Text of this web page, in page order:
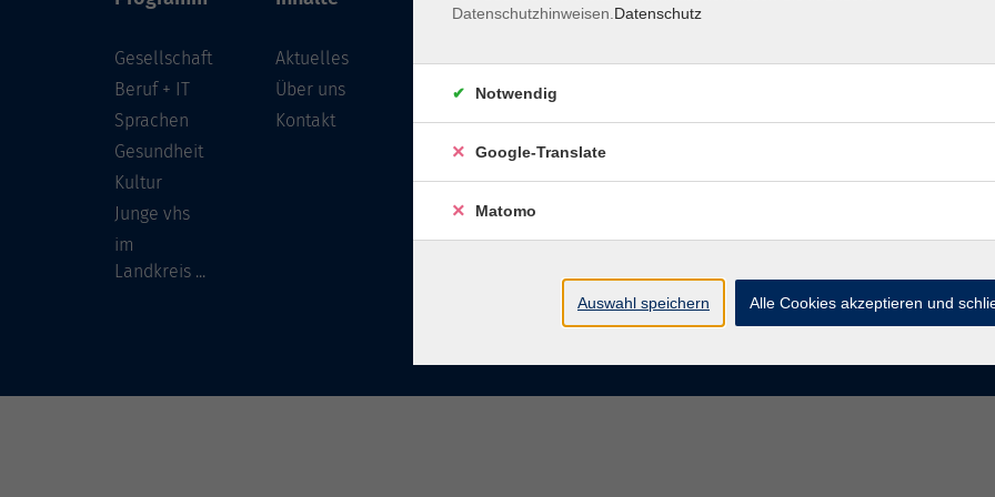
Gesellschaft
Beruf + IT
Sprachen
Gesundheit
Kultur
Junge vhs
im
Landkreis ...
Aktuelles
Über uns
Kontakt
96450 Coburg
info@vhs-coburg.de
Tel: 09561 8825-0
Datenschutzhinweisen. Datenschutz
Notwendig
Google-Translate
Matomo
Auswahl speichern Alle Cookies akzeptieren und